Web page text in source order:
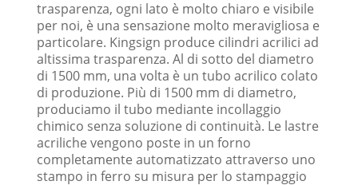
trasparenza, ogni lato è molto chiaro e visibile
per noi, è una sensazione molto meravigliosa e
particolare. Kingsign produce cilindri acrilici ad
altissima trasparenza. Al di sotto del diametro
di 1500 mm, una volta è un tubo acrilico colato
di produzione. Più di 1500 mm di diametro,
produciamo il tubo mediante incollaggio
chimico senza soluzione di continuità. Le lastre
acriliche vengono poste in un forno
completamente automatizzato attraverso uno
stampo in ferro su misura per lo stampaggio